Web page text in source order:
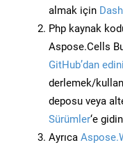
almak için
Php kaynak
Aspose.Cells
GitHub’dan
derlemek/
deposu veya
Sürümler‘e
Ayrıca